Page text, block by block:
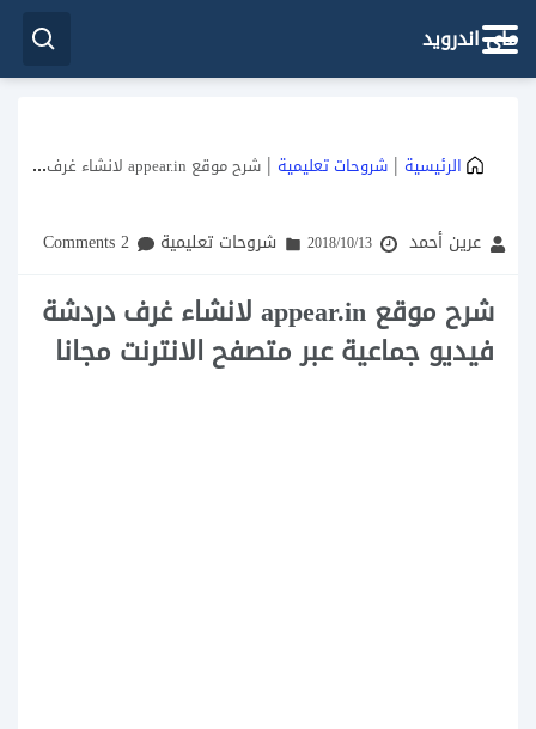
ماي اندرويد
الرئيسية | شروحات تعليمية | شرح موقع appear.in لانشاء غرف دردشة فيديو جماعية عبر متصفح الانترنت مجانا
عرين أحمد 2018/10/13 شروحات تعليمية 2 Comments
شرح موقع appear.in لانشاء غرف دردشة
فيديو جماعية عبر متصفح الانترنت مجانا